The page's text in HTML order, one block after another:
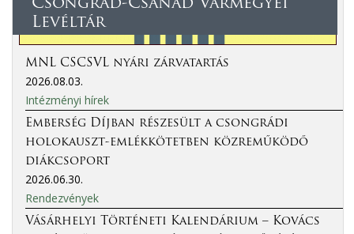
Csongrád-Csanád Vármegyei
Levéltár
MNL CSCSVL nyári zárvatartás
2026.08.03.
Intézményi hírek
Emberség Díjban részesült a csongrádi
holokauszt-emlékkötetben közreműködő
diákcsoport
2026.06.30.
Rendezvények
Vásárhelyi Történeti Kalendárium – Kovács